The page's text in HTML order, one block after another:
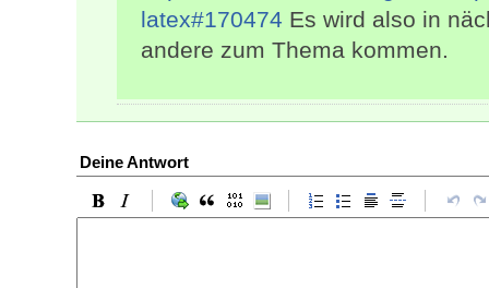
latex#170474 Es wird also in
andere zum Thema kommen.
Deine Antwort